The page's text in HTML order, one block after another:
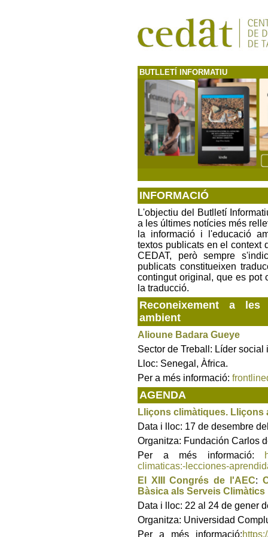
BUTLLETÍ INFORMATIU
INFORMACIÓ
L'objectiu del Butlletí
a les últimes notícies més
la informació i l'educació
textos publicats en el context
CEDAT, però sempre
publicats constitueixen
contingut original, que es pot
la traducció.
Reconeixement a
ambient
Alioune Badara Gueye
Sector de Treball: Líder
Lloc: Senegal, Àfrica.
Per a més informació:
AGENDA
Lliçons climàtiques. Lliçons
Data i lloc: 17 de desembre
Organitza: Fundación Carlos
Per a més informació:
climaticas:-lecciones-
El XIII Congrés de l'AEC:
Bàsica als Serveis Climàtics
Data i lloc: 22 al 24 de gener
Organitza: Universidad
Per a més informació: